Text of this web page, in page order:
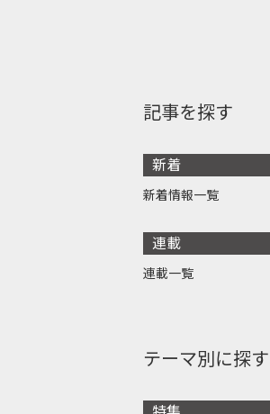
記事を探す
新着
新着情報一覧
連載
連載一覧
テーマ別に探す